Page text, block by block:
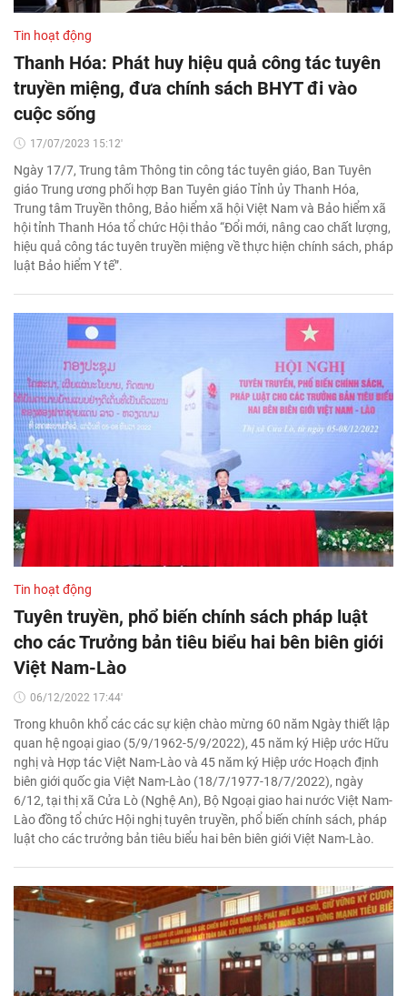
Tin hoạt động
Thanh Hóa: Phát huy hiệu quả công tác tuyên
truyền miệng, đưa chính sách BHYT đi vào
cuộc sống
17/07/2023 15:12'
Ngày 17/7, Trung tâm Thông tin công tác tuyên giáo, Ban Tuyên
giáo Trung ương phối hợp Ban Tuyên giáo Tỉnh ủy Thanh Hóa,
Trung tâm Truyền thông, Bảo hiểm xã hội Việt Nam và Bảo hiểm xã
hội tỉnh Thanh Hóa tổ chức Hội thảo “Đổi mới, nâng cao chất lượng,
hiệu quả công tác tuyên truyền miệng về thực hiện chính sách, pháp
luật Bảo hiểm Y tế”.
Tin hoạt động
Tuyên truyền, phổ biến chính sách pháp luật
cho các Trưởng bản tiêu biểu hai bên biên giới
Việt Nam-Lào
06/12/2022 17:44'
Trong khuôn khổ các các sự kiện chào mừng 60 năm Ngày thiết lập
quan hệ ngoại giao (5/9/1962-5/9/2022), 45 năm ký Hiệp ước Hữu
nghị và Hợp tác Việt Nam-Lào và 45 năm ký Hiệp ước Hoạch định
biên giới quốc gia Việt Nam-Lào (18/7/1977-18/7/2022), ngày
6/12, tại thị xã Cửa Lò (Nghệ An), Bộ Ngoại giao hai nước Việt Nam-
Lào đồng tổ chức Hội nghị tuyên truyền, phổ biến chính sách, pháp
luật cho các trưởng bản tiêu biểu hai bên biên giới Việt Nam-Lào.